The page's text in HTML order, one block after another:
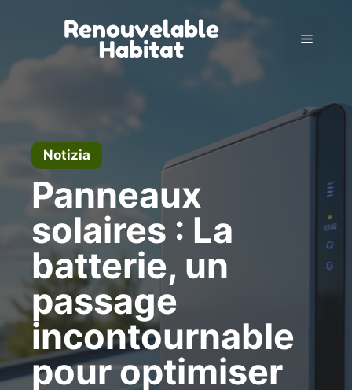
contenuto
Menu
Notizia
Panneaux
solaires : La
batterie, un
passage
incontournable
pour optimiser